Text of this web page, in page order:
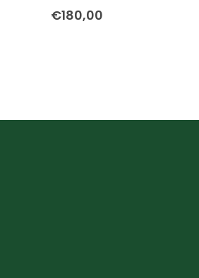
€180,00